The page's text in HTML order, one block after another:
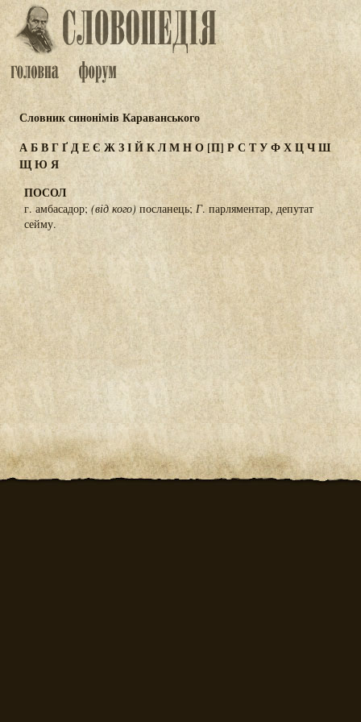
Словник синонімів Караванського
АБВГҐДЕЄ ЖЗІЙКЛМНО[П] Р С ТУФХЦЧШ
ЩЮ Я
ПОСОЛ
г. амбасадор; (від кого) посланець; Г. парляментар, депутат
сейму.